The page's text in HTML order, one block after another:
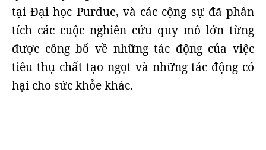
tại Đại học Purdue, và các cộng sự đã phân
tích các cuộc nghiên cứu quy mô lớn từng
được công bố về những tác động của việc
tiêu thụ chất tạo ngọt và những tác động có
hại cho sức khỏe khác.